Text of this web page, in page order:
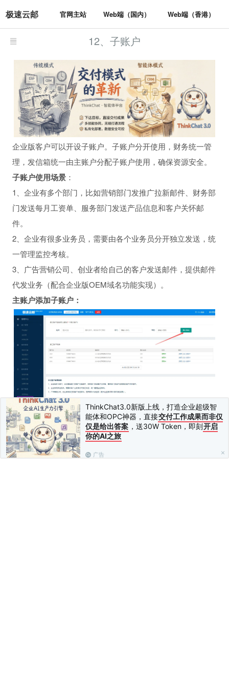
ThinkChat3.0新版上线，打造企业超级智
能体和OPC神器，直接交付工作成果而非仅
仅是给出答案 ，送30W Token，即刻开启
你的AI之旅
广告
极速云邮 官网主站 Web端（国内） Web端（香港）
12、子账户
企业版客户可以开设子账户。子账户分开使用，财务统一管
理，发信箱统一由主账户分配子账户使用，确保资源安全。
子账户使用场景 ：
1、企业有多个部门，比如营销部门发推广拉新邮件、财务部
门发送每月工资单、服务部门发送产品信息和客户关怀邮
件。
2、企业有很多业务员，需要由各个业务员分开独立发送，统
一管理监控考核。
3、广告营销公司、创业者给自己的客户发送邮件，提供邮件
代发业务（配合企业版OEM域名功能实现）。
主账户添加子账户：
子账户后台界面：